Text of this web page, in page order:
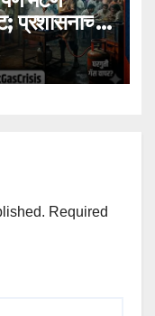
प्रशासनाच्या
Required